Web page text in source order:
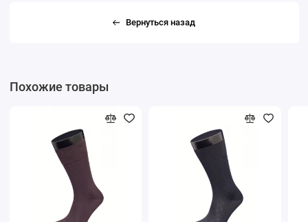
Вернуться назад
Похожие товары